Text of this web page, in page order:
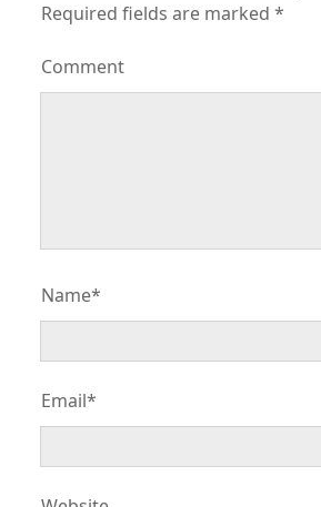
Required fields are marked*
Comment
Name*
Email*